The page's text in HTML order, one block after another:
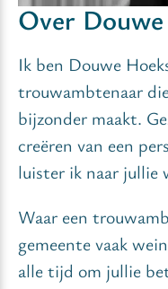
Over
Ik ben Douwe
trouwambtenaar
bijzonder maakt.
creëren van een
luister ik naar jullie
Waar een
gemeente vaak
alle tijd om jullie